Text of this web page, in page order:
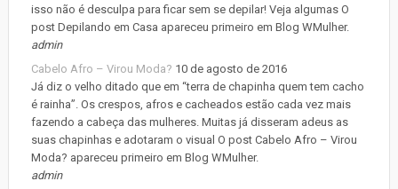
isso não é desculpa para ficar sem se depilar! Veja algumas O
post Depilando em Casa apareceu primeiro em Blog WMulher.
admin
Cabelo Afro – Virou Moda? 10 de agosto de 2016
Já diz o velho ditado que em “terra de chapinha quem tem cacho
é rainha”. Os crespos, afros e cacheados estão cada vez mais
fazendo a cabeça das mulheres. Muitas já disseram adeus as
suas chapinhas e adotaram o visual O post Cabelo Afro – Virou
Moda? apareceu primeiro em Blog WMulher.
admin